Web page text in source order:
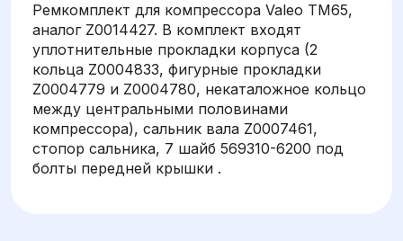
Ремкомплект для компрессора Valeo TM65,
аналог Z0014427. В комплект входят
уплотнительные прокладки корпуса (2
кольца Z0004833, фигурные прокладки
Z0004779 и Z0004780, некаталожное кольцо
между центральными половинами
компрессора), сальник вала Z0007461,
стопор сальника, 7 шайб 569310-6200 под
болты передней крышки .